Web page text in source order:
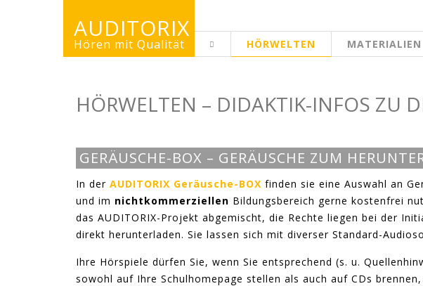
AUDITORIX
Hören mit Qualität HÖRWELTEN MATERIALIEN
HÖRWELTEN – DIDAKTIK-INFOS ZU
GERÄUSCHE-BOX – GERÄUSCHE ZUM
In der AUDITORIX Geräusche-BOX finden sie eine Auswahl an
und im nichtkommerziellen Bildungsbereich gerne kostenfrei
das AUDITORIX-Projekt abgemischt, die Rechte liegen bei der
direkt herunterladen. Sie lassen sich mit diverser Standard-
Ihre Hörspiele dürfen Sie, wenn Sie entsprechend (s. u.
sowohl auf Ihre Schulhomepage stellen als auch auf CDs